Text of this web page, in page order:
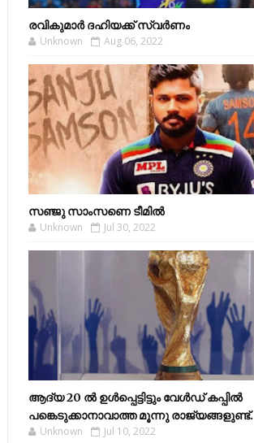
രവികുമാര്‍ ദഹിയക്ക് സ്വര്‍ണം
Unknown Aug 06, 2022
സഞ്ജു സാംസണെ ടീമില്‍
Unknown Jul 30, 2022
ആദ്യ 20 ല്‍ ഉള്‍പ്പെട്ടിട്ടും വേള്‍ഡ് കപ്പില്‍
പങ്കെടുക്കാനാവാത്ത മൂന്നു രാജ്യങ്ങളുണ്ട്.
Unknown Jul 10, 2022